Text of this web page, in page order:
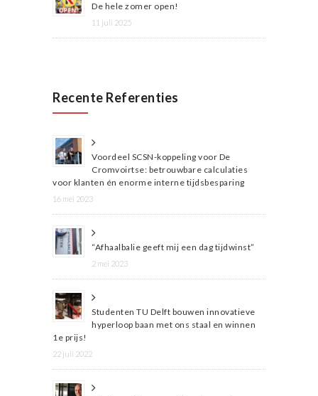
De hele zomer open!
11 juli 2025
Recente Referenties
Voordeel SCSN-koppeling voor De
Cromvoirtse: betrouwbare calculaties
voor klanten én enorme interne tijdsbesparing
16 mei 2023
“Afhaalbalie geeft mij een dag tijdwinst”
2 mei 2023
Studenten TU Delft bouwen innovatieve
hyperloop baan met ons staal en winnen
1e prijs!
22 juli 2022